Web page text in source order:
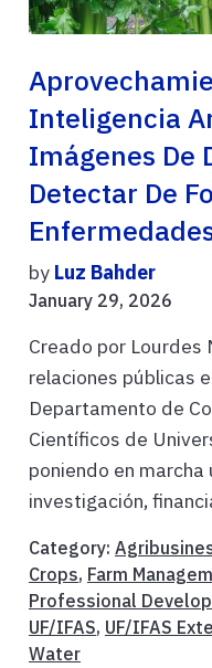
Inteligencia
Imágenes De
Detectar De
by Luz Bahder
January 29, 2026
Creado por Lourdes
relaciones públicas
Departamento de
Científicos de
poniendo en
investigación,
Category:
Crops, Farm
Professional
UF/IFAS, UF/IFAS
Water